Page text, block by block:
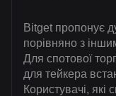
Bitget пропонує
порівняно з
Для спотової
для тейкера
Користувачі, які